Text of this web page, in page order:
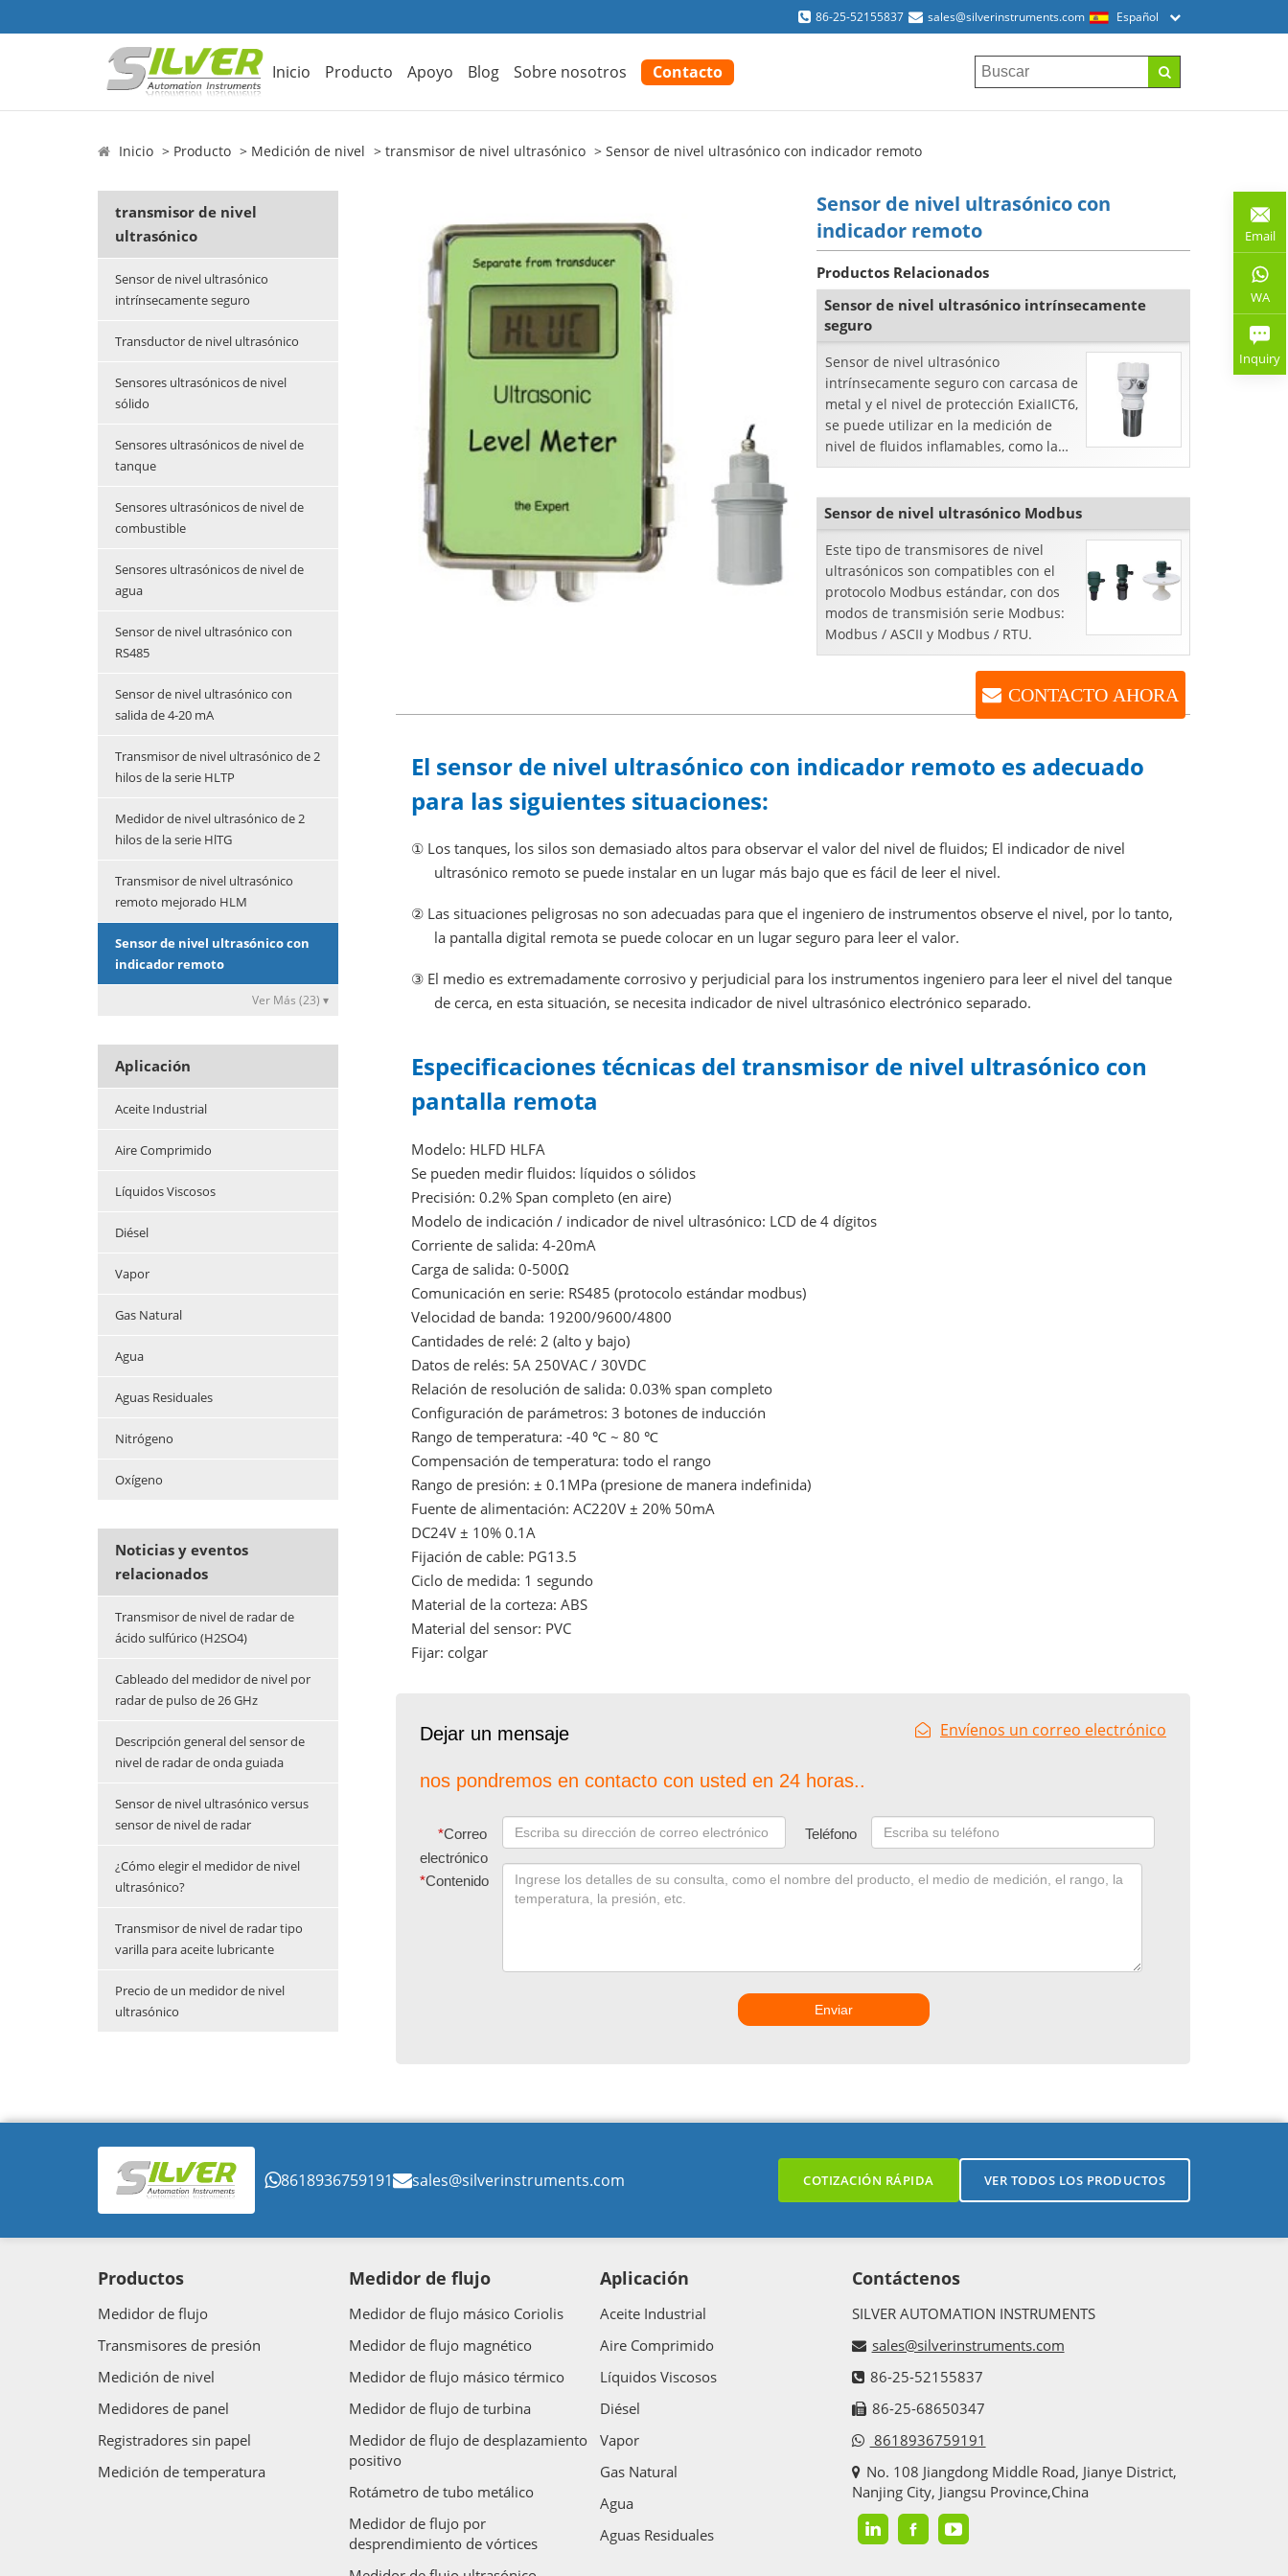
86-25-52155837 sales@silverinstruments.com Español
Inicio Producto Apoyo Blog Sobre nosotros Contacto
Inicio Producto Medición de nivel transmisor de nivel ultrasónico Sensor de nivel ultrasónico con indicador remoto
transmisor de nivel
ultrasónico
Sensor de nivel ultrasónico
intrínsecamente seguro
Transductor de nivel ultrasónico
Sensores ultrasónicos de nivel
sólido
Sensores ultrasónicos de nivel de
tanque
Sensores ultrasónicos de nivel de
combustible
Sensores ultrasónicos de nivel de
agua
Sensor de nivel ultrasónico con
RS485
Sensor de nivel ultrasónico con
salida de 4-20 mA
Transmisor de nivel ultrasónico de 2
hilos de la serie HLTP
Medidor de nivel ultrasónico de 2
hilos de la serie HlTG
Transmisor de nivel ultrasónico
remoto mejorado HLM
Sensor de nivel ultrasónico con
indicador remoto
Ver Más (23) ▾
Aplicación
Aceite Industrial
Aire Comprimido
Líquidos Viscosos
Diésel
Vapor
Gas Natural
Agua
Aguas Residuales
Nitrógeno
Oxígeno
Noticias y eventos
relacionados
Transmisor de nivel de radar de
ácido sulfúrico (H2SO4)
Cableado del medidor de nivel por
radar de pulso de 26 GHz
Descripción general del sensor de
nivel de radar de onda guiada
Sensor de nivel ultrasónico versus
sensor de nivel de radar
¿Cómo elegir el medidor de nivel
ultrasónico?
Transmisor de nivel de radar tipo
varilla para aceite lubricante
Precio de un medidor de nivel
ultrasónico
Sensor de nivel ultrasónico con
indicador remoto
Productos Relacionados
Sensor de nivel ultrasónico intrínsecamente
seguro
Sensor de nivel ultrasónico
intrínsecamente seguro con carcasa de
metal y el nivel de protección ExiaIICT6,
se puede utilizar en la medición de
nivel de fluidos inflamables, como la
medición de combustible, diesel y
Sensor de nivel ultrasónico Modbus
Este tipo de transmisores de nivel
ultrasónicos son compatibles con el
protocolo Modbus estándar, con dos
modos de transmisión serie Modbus:
Modbus / ASCII y Modbus / RTU.
CONTACTO AHORA
El sensor de nivel ultrasónico con indicador remoto es adecuado
para las siguientes situaciones:
① Los tanques, los silos son demasiado altos para observar el valor del nivel de fluidos; El indicador de nivel
ultrasónico remoto se puede instalar en un lugar más bajo que es fácil de leer el nivel.
② Las situaciones peligrosas no son adecuadas para que el ingeniero de instrumentos observe el nivel, por lo tanto,
la pantalla digital remota se puede colocar en un lugar seguro para leer el valor.
③ El medio es extremadamente corrosivo y perjudicial para los instrumentos ingeniero para leer el nivel del tanque
de cerca, en esta situación, se necesita indicador de nivel ultrasónico electrónico separado.
Especificaciones técnicas del transmisor de nivel ultrasónico con
pantalla remota
Modelo: HLFD HLFA
Se pueden medir fluidos: líquidos o sólidos
Precisión: 0.2% Span completo (en aire)
Modelo de indicación / indicador de nivel ultrasónico: LCD de 4 dígitos
Corriente de salida: 4-20mA
Carga de salida: 0-500Ω
Comunicación en serie: RS485 (protocolo estándar modbus)
Velocidad de banda: 19200/9600/4800
Cantidades de relé: 2 (alto y bajo)
Datos de relés: 5A 250VAC / 30VDC
Relación de resolución de salida: 0.03% span completo
Configuración de parámetros: 3 botones de inducción
Rango de temperatura: -40 ℃ ~ 80 ℃
Compensación de temperatura: todo el rango
Rango de presión: ± 0.1MPa (presione de manera indefinida)
Fuente de alimentación: AC220V ± 20% 50mA
DC24V ± 10% 0.1A
Fijación de cable: PG13.5
Ciclo de medida: 1 segundo
Material de la corteza: ABS
Material del sensor: PVC
Fijar: colgar
Dejar un mensaje Envíenos un correo electrónico
nos pondremos en contacto con usted en 24 horas..
*Correo
electrónico
Teléfono
*Contenido
Enviar
8618936759191 sales@silverinstruments.com COTIZACIÓN RÁPIDA VER TODOS LOS PRODUCTOS
Productos
Medidor de flujo
Transmisores de presión
Medición de nivel
Medidores de panel
Registradores sin papel
Medición de temperatura
Medidor de flujo
Medidor de flujo másico Coriolis
Medidor de flujo magnético
Medidor de flujo másico térmico
Medidor de flujo de turbina
Medidor de flujo de desplazamiento
positivo
Rotámetro de tubo metálico
Medidor de flujo por
desprendimiento de vórtices
Aplicación
Aceite Industrial
Aire Comprimido
Líquidos Viscosos
Diésel
Vapor
Gas Natural
Agua
Aguas Residuales
Contáctenos
SILVER AUTOMATION INSTRUMENTS
sales@silverinstruments.com
86-25-52155837
86-25-68650347
8618936759191
No. 108 Jiangdong Middle Road, Jianye District,
Nanjing City, Jiangsu Province,China
Email
WA
Inquiry